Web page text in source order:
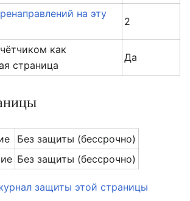
на эту
2
как
страница
Да
Без защиты (бессрочно)
Без защиты (бессрочно)
защиты этой страницы